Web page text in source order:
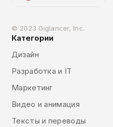
© 2023 Giglancer, Inc.
Категории
Дизайн
Разработка и IT
Маркетинг
Видео и анимация
Тексты и переводы